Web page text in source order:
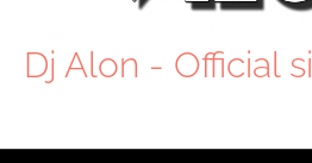
Dj Alon - Official